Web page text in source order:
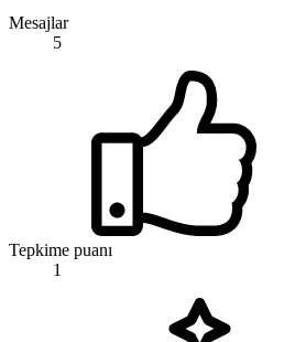
Mesajlar
5
Tepkime puanı
1